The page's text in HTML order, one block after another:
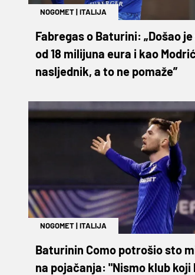
NOGOMET|ITALIJA
Fabregas o Baturini: „Došao
od 18 milijuna eura i kao
nasljednik, a to ne pomaže”
NOGOMET|ITALIJA
Baturinin Como potrošio sto
na pojačanja: "Nismo klub koji